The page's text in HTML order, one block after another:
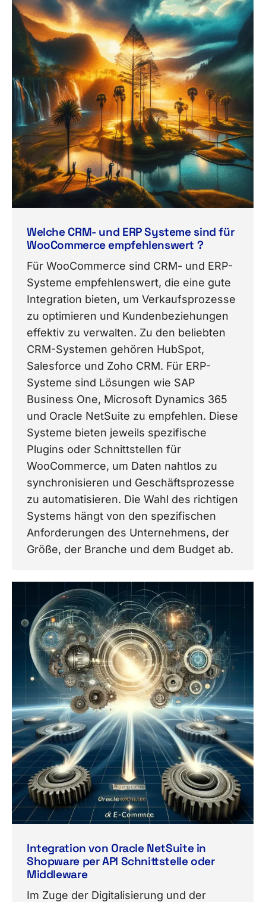
Welche CRM- und ERP Systeme sind für
WooCommerce empfehlenswert ?
Für WooCommerce sind CRM- und ERP-
Systeme empfehlenswert, die eine gute
Integration bieten, um Verkaufsprozesse
zu optimieren und Kundenbeziehungen
effektiv zu verwalten. Zu den beliebten
CRM-Systemen gehören HubSpot,
Salesforce und Zoho CRM. Für ERP-
Systeme sind Lösungen wie SAP
Business One, Microsoft Dynamics 365
und Oracle NetSuite zu empfehlen. Diese
Systeme bieten jeweils spezifische
Plugins oder Schnittstellen für
WooCommerce, um Daten nahtlos zu
synchronisieren und Geschäftsprozesse
zu automatisieren. Die Wahl des richtigen
Systems hängt von den spezifischen
Anforderungen des Unternehmens, der
Größe, der Branche und dem Budget ab.
Integration von Oracle NetSuite in
Shopware per API Schnittstelle oder
Middleware
Im Zuge der Digitalisierung und der